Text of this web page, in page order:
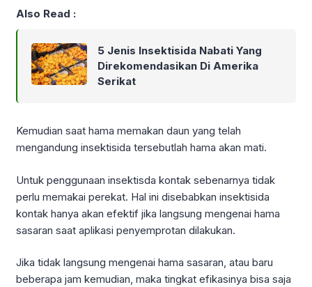
Also Read :
5 Jenis Insektisida Nabati Yang
Direkomendasikan Di Amerika
Serikat
Kemudian saat hama memakan daun yang telah
mengandung insektisida tersebutlah hama akan mati.
Untuk penggunaan insektisda kontak sebenarnya tidak
perlu memakai perekat. Hal ini disebabkan insektisida
kontak hanya akan efektif jika langsung mengenai hama
sasaran saat aplikasi penyemprotan dilakukan.
Jika tidak langsung mengenai hama sasaran, atau baru
beberapa jam kemudian, maka tingkat efikasinya bisa saja